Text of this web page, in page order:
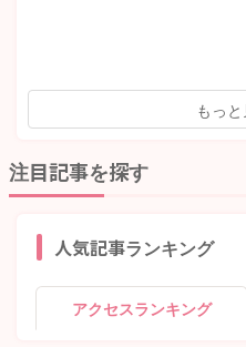
もっ
注目記事を探す
人気記事ランキング
アクセスランキング